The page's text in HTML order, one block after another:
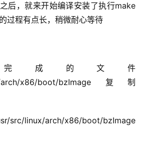
后，就来开始编译安装了执行make
过程有点长，稍微耐心等待
成的文件
x86/boot/bzImage复制
arch/x86/boot/bzImage